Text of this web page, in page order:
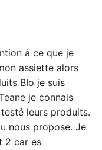
à ce que je
assiette alors
BIo je suis
je connais
testé leurs produits.
nous propose. Je
2 car es